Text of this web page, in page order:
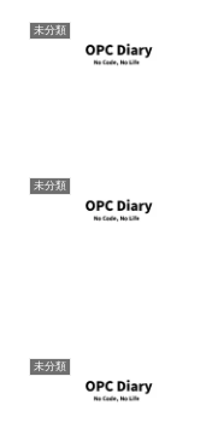
未分類
未分類
未分類